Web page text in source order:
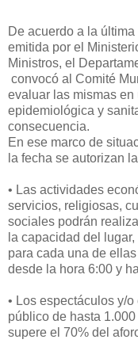
De acuerdo a la
emitida por el
Ministros, el
convocó al Comité
evaluar las mismas
epidemiológica y
consecuencia.
En ese marco de
la fecha se autorizan
• Las actividades
servicios, religiosas,
sociales podrán
la capacidad del
para cada una de
desde la hora 6:00 y
• Los espectáculos y/
público de hasta
supere el 70% del